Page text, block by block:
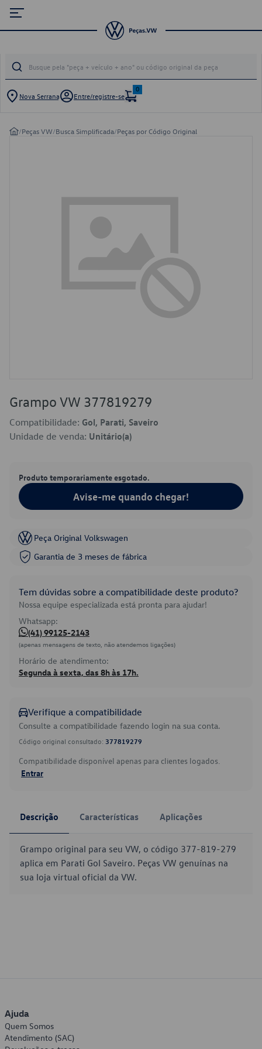
Nova Serrana Entre/registre-se
0
/Peças VW/Busca Simplificada/Peças por Código Original
Grampo VW 377819279
Compatibilidade: Gol, Parati, Saveiro
Unidade de venda: Unitário(a)
Produto temporariamente esgotado.
Avise-me quando chegar!
Peça Original Volkswagen
Garantia de 3 meses de fábrica
Tem dúvidas sobre a compatibilidade deste produto?
Nossa equipe especializada está pronta para ajudar!
Whatsapp:
(41) 99125-2143
(apenas mensagens de texto, não atendemos ligações)
Horário de atendimento:
Segunda à sexta, das 8h às 17h.
Verifique a compatibilidade
Consulte a compatibilidade fazendo login na sua conta.
Código original consultado: 377819279
Compatibilidade disponível apenas para clientes logados.
Entrar
Descrição Características Aplicações
Grampo original para seu VW, o código 377-819-279
aplica em Parati Gol Saveiro. Peças VW genuínas na
sua loja virtual oficial da VW.
Ajuda
Quem Somos
Atendimento (SAC)